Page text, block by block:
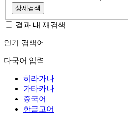
상세검색
결과 내 재검색
인기 검색어
다국어 입력
히라가나
가타카나
중국어
한글고어